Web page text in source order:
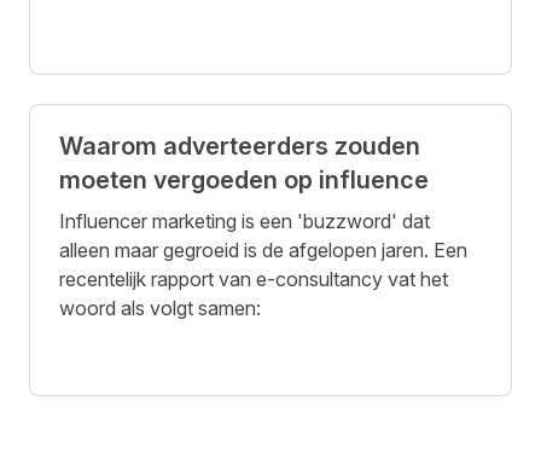
Waarom adverteerders zouden
moeten vergoeden op influence
Influencer marketing is een 'buzzword' dat
alleen maar gegroeid is de afgelopen jaren. Een
recentelijk rapport van e-consultancy vat het
woord als volgt samen: